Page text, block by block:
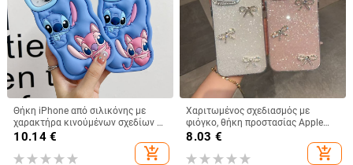
Θήκη iPhone από σιλικόνης με
χαρακτήρα κινούμένων σχεδίων –
προστασία από πτώσεις, ματ
φινίρισμα, συμβατή με iPhone
11/12/13/14 σειρά (Pro/Max)
10.14€
add_shopping_cart
Χαριτωμένος σχεδιασμός με
φιόγκο, θήκη προστασίας Apple
iPhone 11–15 Pro Max, πλήρης
8.03 €
add_shopping_cart